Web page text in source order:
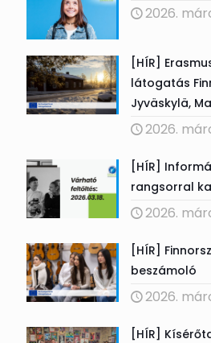
2026.
[HÍR]
látogatás
Jyväskylä,
2026.
[HÍR]
rangsorral
2026.
[HÍR]
beszámoló
2026.
[HÍR]